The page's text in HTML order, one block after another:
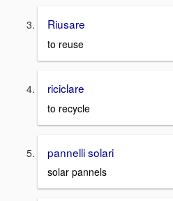
Riusare
to reuse
riciclare
to recycle
pannelli solari
solar pannels